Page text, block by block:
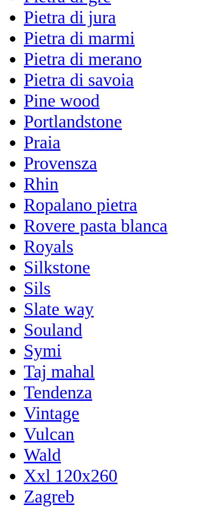
Pietra di jura
Pietra di marmi
Pietra di merano
Pietra di savoia
Pine wood
Portlandstone
Praia
Provensza
Rhin
Ropalano pietra
Rovere pasta blanca
Royals
Silkstone
Sils
Slate way
Souland
Symi
Taj mahal
Tendenza
Vintage
Vulcan
Wald
Xxl 120x260
Zagreb